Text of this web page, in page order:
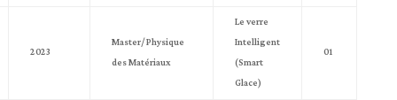
01
Le verre
Intelligent
(Smart
Glace)
Master/ Physique
des Matériaux
2023